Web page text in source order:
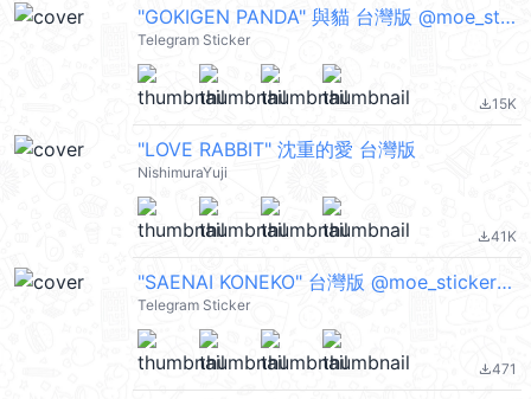
"GOKIGEN PANDA" 與貓 台灣版 @moe_sticker_bot
Telegram Sticker
file_download15K
"LOVE RABBIT" 沈重的愛 台灣版
NishimuraYuji
file_download41K
"SAENAI KONEKO" 台灣版 @moe_sticker_bot
Telegram Sticker
file_download471